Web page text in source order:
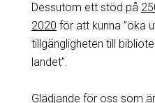
Dessutom ett stöd på
2020 för att kunna ”öka
tillgängligheten till
landet”.
Glädjande för oss som